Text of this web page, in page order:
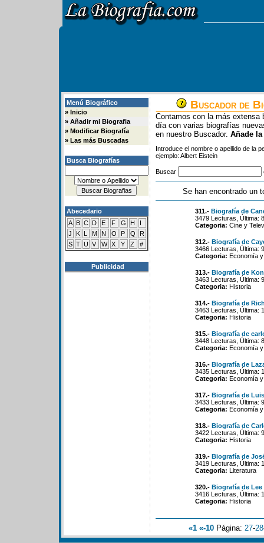
Menú Biográfico
» Inicio
» Añadir mi Biografia
» Modificar Biografía
» Las más Buscadas
Busca Biografías
Abecedario
A B C D E F G H
I
J
K L M N O P Q
R
S T U V W X Y Z #
Publicidad
Buscador de
Contamos con la más extensa
día con varias biografías
en nuestro Buscador. Añade
Introduce el nombre o apellido de la
ejemplo: Albert Eistein
Buscar
Se han encontrado un
311.- Biografía de
3479 Lecturas, Última:
Categoria: Cine y
312.- Biografía de
3466 Lecturas, Última:
Categoria: Economía
313.- Biografía de
3463 Lecturas, Última:
Categoria: Historia
314.- Biografía de
3463 Lecturas, Última:
Categoria: Historia
315.- Biografía de
3448 Lecturas, Última:
Categoria: Economía
316.- Biografía de
3435 Lecturas, Última:
Categoria: Economía
317.- Biografía de
3433 Lecturas, Última:
Categoria: Economía
318.- Biografía de
3422 Lecturas, Última:
Categoria: Historia
319.- Biografía de
3419 Lecturas, Última:
Categoria: Literatura
320.- Biografía de Lee
3416 Lecturas, Última:
Categoria: Historia
«1 «-10 Página: 27-28